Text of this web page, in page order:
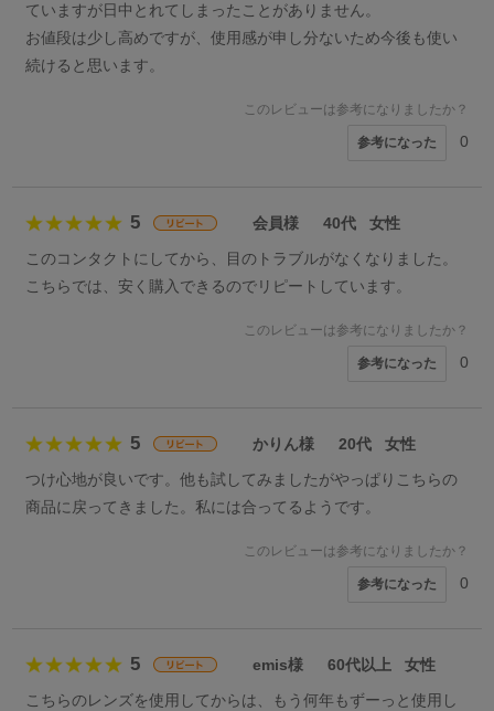
ていますが日中とれてしまったことがありません。
お値段は少し高めですが、使用感が申し分ないため今後も使い
続けると思います。
このレビューは参考になりましたか？
参考になった 0
5 会員様 40代 女性
このコンタクトにしてから、目のトラブルがなくなりました。
こちらでは、安く購入できるのでリピートしています。
このレビューは参考になりましたか？
参考になった 0
5 かりん様 20代 女性
つけ心地が良いです。他も試してみましたがやっぱりこちらの
商品に戻ってきました。私には合ってるようです。
このレビューは参考になりましたか？
参考になった 0
5 emis様 60代以上 女性
こちらのレンズを使用してからは、もう何年もずーっと使用し